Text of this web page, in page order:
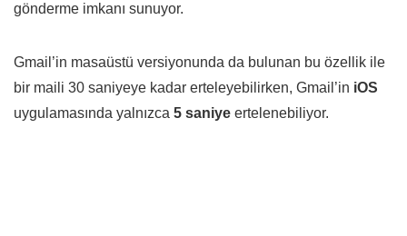
gönderme imkanı sunuyor.
Gmail’in masaüstü versiyonunda da bulunan bu özellik ile
bir maili 30 saniyeye kadar erteleyebilirken, Gmail’in iOS
uygulamasında yalnızca 5 saniye ertelenebiliyor.